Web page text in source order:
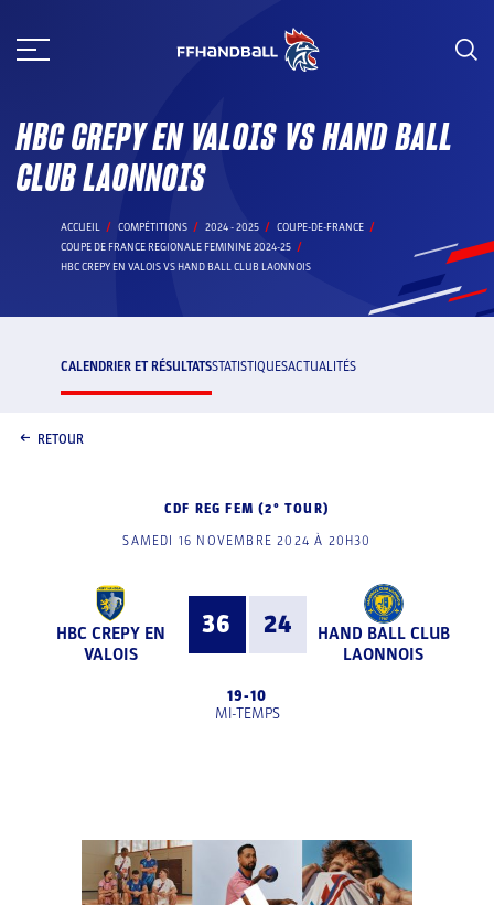
au
HBC CREPY EN VALOIS VS HAND BALL
CLUB LAONNOIS
ACCUEIL COMPÉTITIONS 2024 - 2025
COUPE-DE-FRANCE
COUPE DE FRANCE REGIONALE FEMININE 2024-25
HBC CREPY EN VALOIS VS HAND BALL CLUB LAONNOIS
CALENDRIER ET RÉSULTATSSTATISTIQUESACTUALITÉS
RETOUR
CDF REG FEM (2° TOUR)
SAMEDI 16 NOVEMBRE 2024 À 20H30
HBC CREPY EN
VALOIS
36 24
HAND BALL CLUB
LAONNOIS
19-10
MI-TEMPS